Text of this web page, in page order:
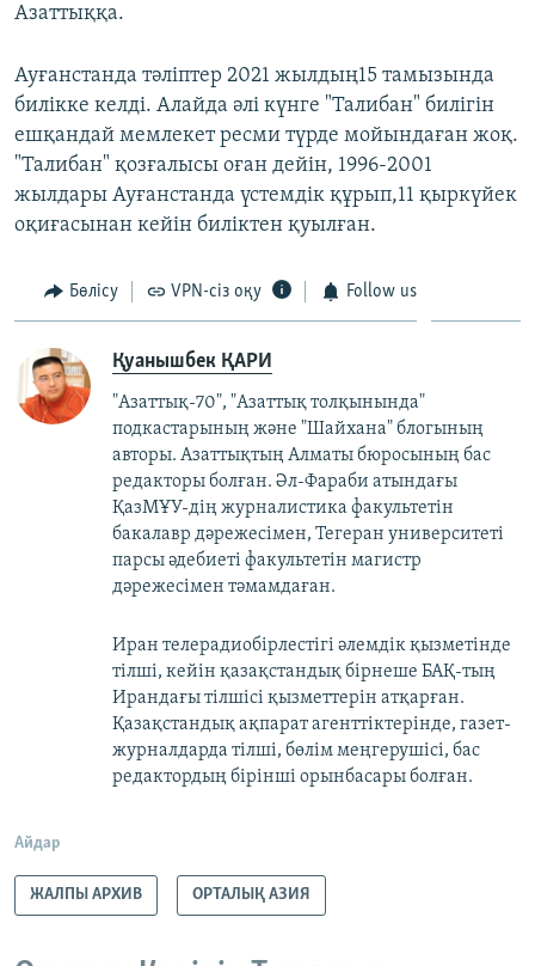
Азаттыққа.
Ауғанстанда тәліптер 2021 жылдың15 тамызында
билікке келді. Алайда әлі күнге "Талибан" билігін
ешқандай мемлекет ресми түрде мойындаған жоқ.
"Талибан" қозғалысы оған дейін, 1996-2001
жылдары Ауғанстанда үстемдік құрып,11 қыркүйек
оқиғасынан кейін биліктен қуылған.
Бөлісу VPN-сіз оқу Follow us
Қуанышбек ҚАРИ
"Азаттық-70", "Азаттық толқынында"
подкастарының және "Шайхана" блогының
авторы. Азаттықтың Алматы бюросының бас
редакторы болған. Әл-Фараби атындағы
ҚазМҰУ-дің журналистика факультетін
бакалавр дәрежесімен, Тегеран университеті
парсы әдебиеті факультетін магистр
дәрежесімен тәмамдаған.
Иран телерадиобірлестігі әлемдік қызметінде
тілші, кейін қазақстандық бірнеше БАҚ-тың
Ирандағы тілшісі қызметтерін атқарған.
Қазақстандық ақпарат агенттіктерінде, газет-
журналдарда тілші, бөлім меңгерушісі, бас
редактордың бірінші орынбасары болған.
Айдар
ЖАЛПЫ АРХИВ ОРТАЛЫҚ АЗИЯ